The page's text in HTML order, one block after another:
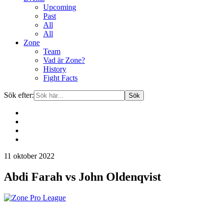
Upcoming
Past
All
All
Zone
Team
Vad är Zone?
History
Fight Facts
Sök efter:
Gå
till
innehåll
11 oktober 2022
Abdi Farah vs John Oldenqvist